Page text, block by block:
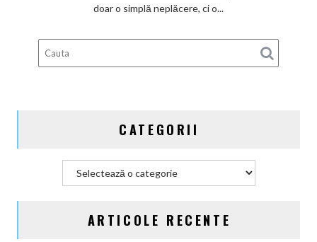
Camry:
Vitezometrul
dispărea
doar o simplă neplăcere, ci o...
CATEGORII
ARTICOLE RECENTE